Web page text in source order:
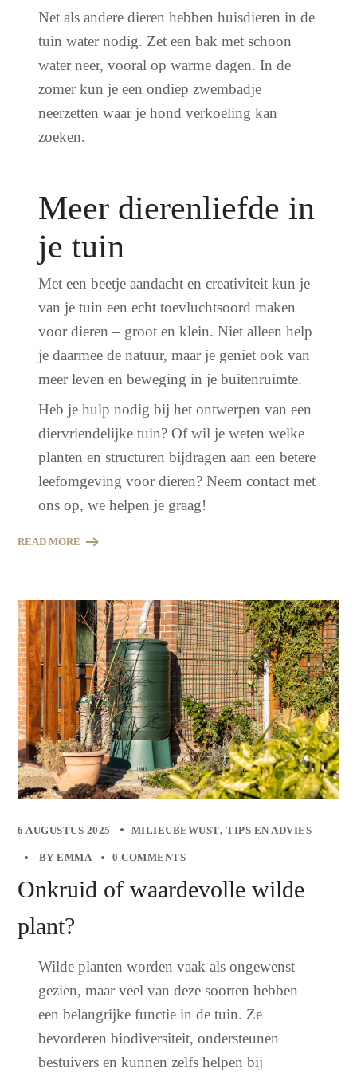
Net als andere dieren hebben huisdieren in de
tuin water nodig. Zet een bak met schoon
water neer, vooral op warme dagen. In de
zomer kun je een ondiep zwembadje
neerzetten waar je hond verkoeling kan
zoeken.
Meer dierenliefde in
je tuin
Met een beetje aandacht en creativiteit kun je
van je tuin een echt toevluchtsoord maken
voor dieren – groot en klein. Niet alleen help
je daarmee de natuur, maar je geniet ook van
meer leven en beweging in je buitenruimte.
Heb je hulp nodig bij het ontwerpen van een
diervriendelijke tuin? Of wil je weten welke
planten en structuren bijdragen aan een betere
leefomgeving voor dieren? Neem contact met
ons op, we helpen je graag!
READ MORE
6 AUGUSTUS 2025 MILIEUBEWUST TIPS EN ADVIES
BYEMMA 0 COMMENTS
Onkruid of waardevolle wilde
plant?
Wilde planten worden vaak als ongewenst
gezien, maar veel van deze soorten hebben
een belangrijke functie in de tuin. Ze
bevorderen biodiversiteit, ondersteunen
bestuivers en kunnen zelfs helpen bij